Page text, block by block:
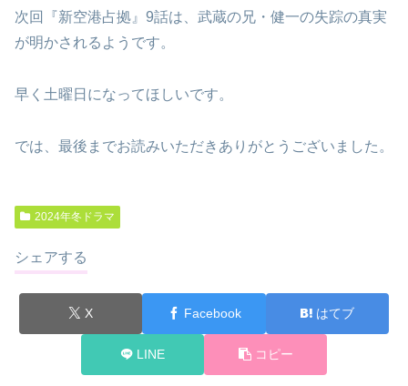
次回『新空港占拠』9話は、武蔵の兄・健一の失踪の真実
が明かされるようです。
早く土曜日になってほしいです。
では、最後までお読みいただきありがとうございました。
2024年冬ドラマ
シェアする
X Facebook はてブ
LINE コピー